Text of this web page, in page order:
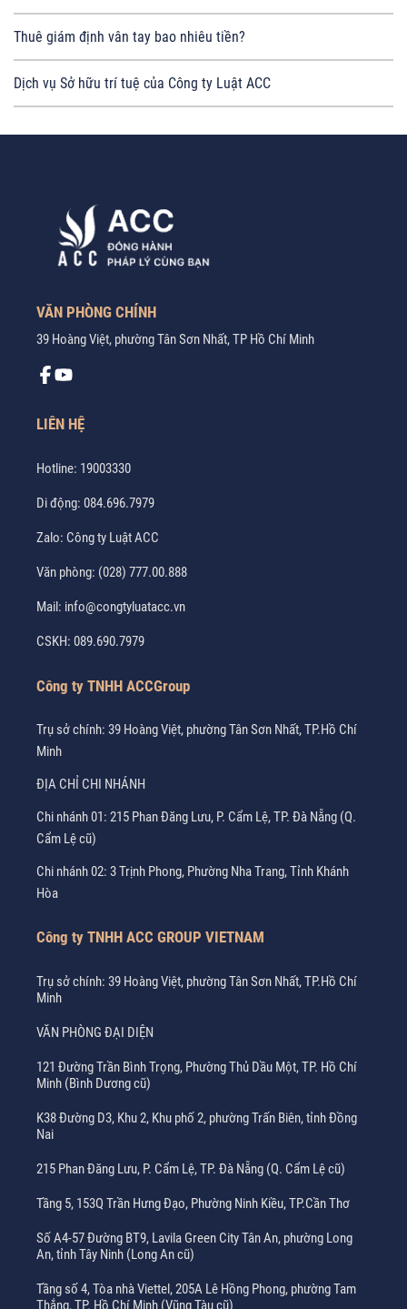
Thuê giám định vân tay bao nhiêu tiền?
Dịch vụ Sở hữu trí tuệ của Công ty Luật ACC
VĂN PHÒNG CHÍNH
39 Hoàng Việt, phường Tân Sơn Nhất, TP Hồ Chí Minh
LIÊN HỆ
Hotline: 19003330
Di động: 084.696.7979
Zalo: Công ty Luật ACC
Văn phòng: (028) 777.00.888
Mail: info@congtyluatacc.vn
CSKH: 089.690.7979
Công ty TNHH ACCGroup
Trụ sở chính: 39 Hoàng Việt, phường Tân Sơn Nhất, TP.Hồ Chí
Minh
ĐỊA CHỈ CHI NHÁNH
Chi nhánh 01: 215 Phan Đăng Lưu, P. Cẩm Lệ, TP. Đà Nẵng (Q.
Cẩm Lệ cũ)
Chi nhánh 02: 3 Trịnh Phong, Phường Nha Trang, Tỉnh Khánh
Hòa
Công ty TNHH ACC GROUP VIETNAM
Trụ sở chính: 39 Hoàng Việt, phường Tân Sơn Nhất, TP.Hồ Chí
Minh
VĂN PHÒNG ĐẠI DIỆN
121 Đường Trần Bình Trọng, Phường Thủ Dầu Một, TP. Hồ Chí
Minh (Bình Dương cũ)
K38 Đường D3, Khu 2, Khu phố 2, phường Trấn Biên, tỉnh Đồng
Nai
215 Phan Đăng Lưu, P. Cẩm Lệ, TP. Đà Nẵng (Q. Cẩm Lệ cũ)
Tầng 5, 153Q Trần Hưng Đạo, Phường Ninh Kiều, TP.Cần Thơ
Số A4-57 Đường BT9, Lavila Green City Tân An, phường Long
An, tỉnh Tây Ninh (Long An cũ)
Tầng số 4, Tòa nhà Viettel, 205A Lê Hồng Phong, phường Tam
Thắng, TP. Hồ Chí Minh (Vũng Tàu cũ)